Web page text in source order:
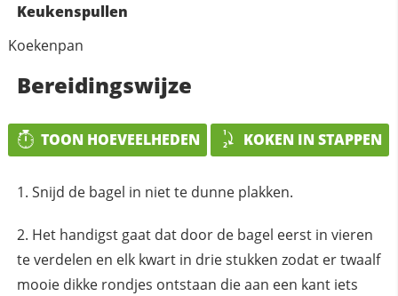
Keukenspullen
Koekenpan
Bereidingswijze
TOON HOEVEELHEDEN KOKEN IN STAPPEN
Snijd de bagel in niet te dunne plakken.
Het handigst gaat dat door de bagel eerst in vieren
te verdelen en elk kwart in drie stukken zodat er twaalf
mooie dikke rondjes ontstaan die aan een kant iets